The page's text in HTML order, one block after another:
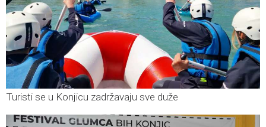
Turisti se u Konjicu zadržavaju sve duže